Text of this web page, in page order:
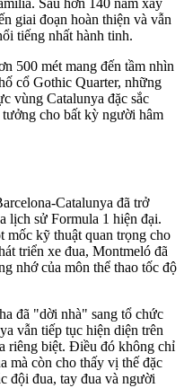
giai đoạn hoàn thiện và vẫn
tiếng nhất hành tinh.
500 mét mang đến tầm nhìn
cổ Gothic Quarter, những
vùng Catalunya đặc sắc
cho bất kỳ người hâm
Catalunya đã trở
lịch sử Formula 1 hiện đại.
mốc kỹ thuật quan trọng cho
triển xe đua, Montmeló đã
nhớ của môn thể thao tốc độ
đã "dời nhà" sang tổ chức
vẫn tiếp tục hiện diện trên
riêng biệt. Điều đó không chỉ
mà còn cho thấy vị thế đặc
đội đua, tay đua và người